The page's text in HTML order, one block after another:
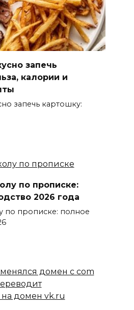
запечь
калории и
запечь картошку:
по прописке:
2026 года
по прописке: полное